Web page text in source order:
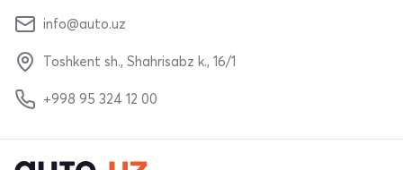
info@auto.uz
Toshkent sh., Shahrisabz k., 16/1
+998 95 324 12 00